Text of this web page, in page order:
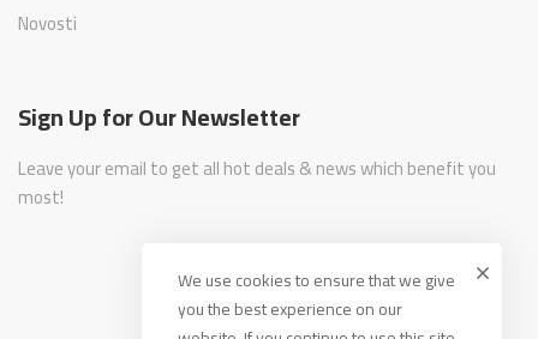
Novosti
Sign Up for Our Newsletter
Leave your email to get all hot deals & news which benefit you
most!
We use cookies to ensure that we give
you the best experience on our